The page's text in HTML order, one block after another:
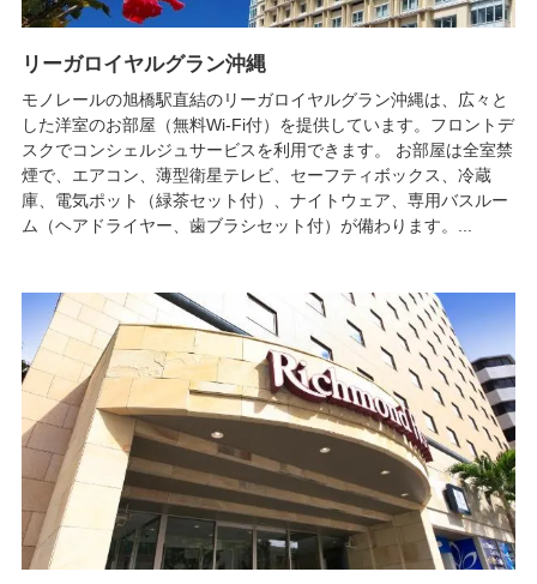
リーガロイヤルグラン沖縄
モノレールの旭橋駅直結のリーガロイヤルグラン沖縄は、広々と
した洋室のお部屋（無料Wi-Fi付）を提供しています。フロントデ
スクでコンシェルジュサービスを利用できます。 お部屋は全室禁
煙で、エアコン、薄型衛星テレビ、セーフティボックス、冷蔵
庫、電気ポット（緑茶セット付）、ナイトウェア、専用バスルー
ム（ヘアドライヤー、歯ブラシセット付）が備わります。...